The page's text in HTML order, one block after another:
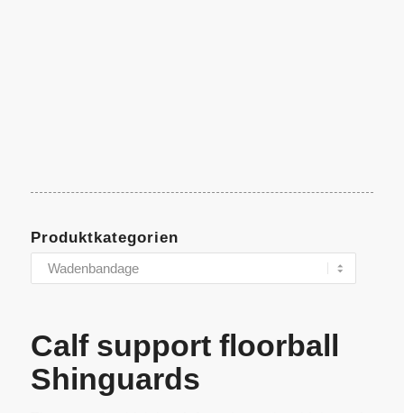
Produktkategorien
Calf support floorball
Shinguards